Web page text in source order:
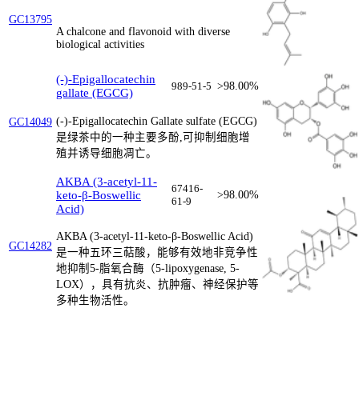
GC13795
A chalcone and flavonoid with diverse
biological activities
GC14049
(-)-Epigallocatechin
gallate (EGCG)
989-51-5 >98.00%
(-)-Epigallocatechin Gallate sulfate (EGCG)
是绿茶中的一种主要多酚,可抑制细胞增
殖并诱导细胞凋亡。
GC14282
AKBA (3-acetyl-11-
keto-β-Boswellic
Acid)
67416-
61-9
>98.00%
AKBA (3-acetyl-11-keto-β-Boswellic Acid)
是一种五环三萜酸，能够有效地非竞争性
地抑制5-脂氧合酶（5-lipoxygenase, 5-
LOX），具有抗炎、抗肿瘤、神经保护等
多种生物活性。